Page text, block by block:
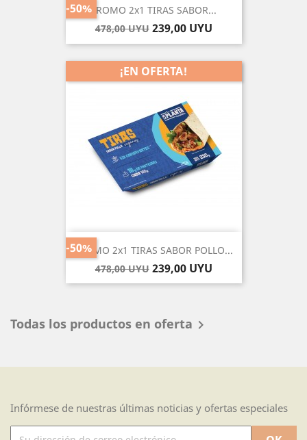
PROMO 2x1 TIRAS SABOR...
Precio
base
478,00 UYU
-50%
Precio
239,00 UYU
PROMO 2x1 TIRAS SABOR POLLO...
Precio
base
478,00 UYU
-50%
Precio
239,00 UYU
¡EN OFERTA!
Todas los productos en oferta 
Infórmese de nuestras últimas noticias y ofertas especiales